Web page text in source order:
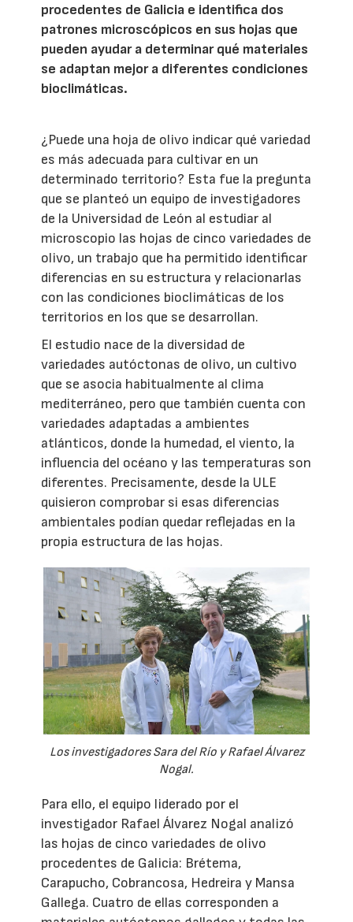
procedentes de Galicia e identifica dos
patrones microscópicos en sus hojas que
pueden ayudar a determinar qué materiales
se adaptan mejor a diferentes condiciones
bioclimáticas.
¿Puede una hoja de olivo indicar qué variedad
es más adecuada para cultivar en un
determinado territorio? Esta fue la pregunta
que se planteó un equipo de investigadores
de la Universidad de León al estudiar al
microscopio las hojas de cinco variedades de
olivo, un trabajo que ha permitido identificar
diferencias en su estructura y relacionarlas
con las condiciones bioclimáticas de los
territorios en los que se desarrollan.
El estudio nace de la diversidad de
variedades autóctonas de olivo, un cultivo
que se asocia habitualmente al clima
mediterráneo, pero que también cuenta con
variedades adaptadas a ambientes
atlánticos, donde la humedad, el viento, la
influencia del océano y las temperaturas son
diferentes. Precisamente, desde la ULE
quisieron comprobar si esas diferencias
ambientales podían quedar reflejadas en la
propia estructura de las hojas.
Los investigadores Sara del Río y Rafael Álvarez
Nogal.
Para ello, el equipo liderado por el
investigador Rafael Álvarez Nogal analizó
las hojas de cinco variedades de olivo
procedentes de Galicia: Brétema,
Carapucho, Cobrancosa, Hedreira y Mansa
Gallega. Cuatro de ellas corresponden a